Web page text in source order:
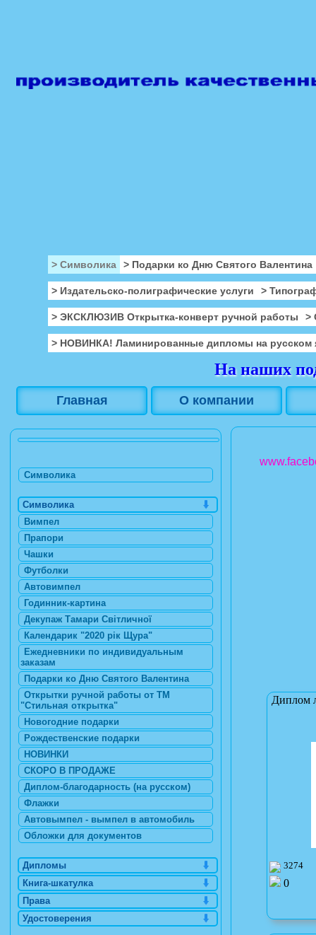
> Символика > Подарки ко Дню Святого Валентина
> Издательско-полиграфические услуги >
> ЭКСКЛЮЗИВ Открытка-конверт ручной работы >
> НОВИНКА! Ламинированные дипломы на русском
На наших
Главная О компании
Диплом
3274
0
Символика
Символика
Вимпел
Прапори
Чашки
Футболки
Автовимпел
Годинник-картина
Декупаж Тамари Світличної
Календарик "2020 рік Щура"
Ежедневники по индивидуальным
заказам
Подарки ко Дню Святого Валентина
Открытки ручной работы от ТМ
"Стильная открытка"
Новогодние подарки
Рождественские подарки
НОВИНКИ
СКОРО В ПРОДАЖЕ
Диплом-благодарность (на русском)
Флажки
Автовымпел - вымпел в автомобиль
Обложки для документов
Дипломы
Книга-шкатулка
Права
Удостоверения